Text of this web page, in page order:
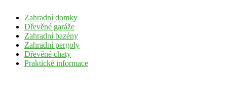
Zahradní domky
Dřevěné garáže
Zahradní bazény
Zahradní pergoly
Dřevěné chaty
Praktické informace